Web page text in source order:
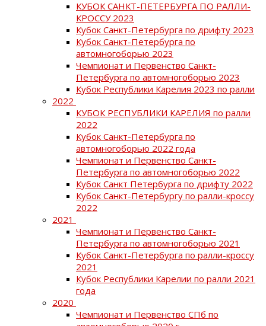
КУБОК САНКТ-ПЕТЕРБУРГА ПО РАЛЛИ-
КРОССУ 2023
Кубок Санкт-Петербурга по дрифту 2023
Кубок Санкт-Петербурга по
автомногоборью 2023
Чемпионат и Первенство Санкт-
Петербурга по автомногоборью 2023
Кубок Республики Карелия 2023 по ралли
2022
КУБОК РЕСПУБЛИКИ КАРЕЛИЯ по ралли
2022
Кубок Санкт-Петербурга по
автомногоборью 2022 года
Чемпионат и Первенство Санкт-
Петербурга по автомногоборью 2022
Кубок Санкт Петербурга по дрифту 2022
Кубок Санкт-Петербургу по ралли-кроссу
2022
2021
Чемпионат и Первенство Санкт-
Петербурга по автомногоборью 2021
Кубок Санкт-Петербурга по ралли-кроссу
2021
Кубок Республики Карелии по ралли 2021
года
2020
Чемпионат и Первенство СПб по